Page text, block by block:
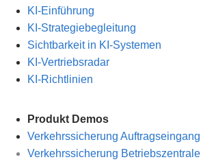
KI-Einführung
KI-Strategiebegleitung
Sichtbarkeit in KI-Systemen
KI-Vertriebsradar
KI-Richtlinien
Produkt Demos
Verkehrssicherung Auftragseingang
Verkehrssicherung Betriebszentrale